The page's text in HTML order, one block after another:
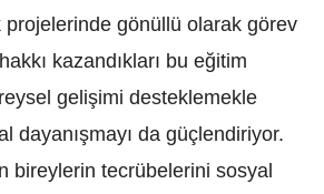
gönüllü olarak görev
kazandıkları bu eğitim
gelişimi desteklemekle
dayanışmayı da güçlendiriyor.
bireylerin tecrübelerini sosyal